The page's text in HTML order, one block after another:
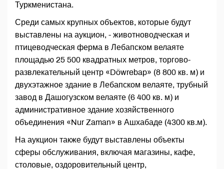
Туркменистана.
Среди самых крупных объектов, которые будут
выставлены на аукцион, - животноводческая и
птицеводческая ферма в Лебапском велаяте
площадью 25 500 квадратных метров, торгово-
развлекательный центр «Döwrebap» (8 800 кв. м) и
двухэтажное здание в Лебапском велаяте, трубный
завод в Дашогузском велаяте (6 400 кв. м) и
административное здание хозяйственного
объединения «Nur Zaman» в Ашхабаде (4300 кв.м).
На аукцион также будут выставлены объекты
сферы обслуживания, включая магазины, кафе,
столовые, оздоровительный центр,